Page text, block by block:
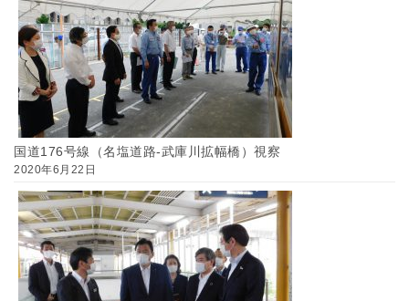
国道176号線（名塩道路-武庫川拡幅橋）視察
2020年6月22日